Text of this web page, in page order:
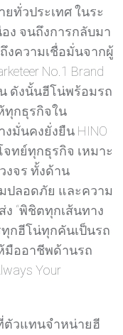
ทั่วประเทศ ในระ
ง จนถึงการกลับมา
งความเชื่อมั่นจากผู้
No.1 Brand
ดังนั้นฮีโน่พร้อมรถ
ทุกธุรกิจใน
มั่นคงยั่งยืน HINO
ทย์ทุกธุรกิจ เหมาะ
งจร ทั้งด้าน
ปลอดภัย และความ
“พิชิตทุกเส้นทาง
กฮีโน่ทุกคันเป็นรถ
มืออาชีพด้านรถ
Your
ตัวแทนจำหน่ายฮี